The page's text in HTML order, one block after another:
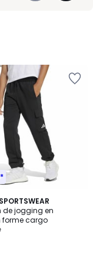
de jogging en
forme cargo